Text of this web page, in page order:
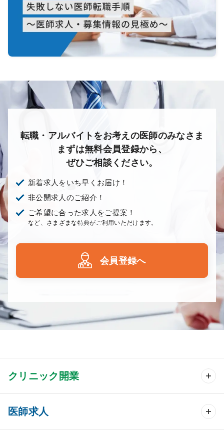
転職・アルバイトをお考えの医師のみなさま
まずは無料会員登録から、
ぜひご相談ください。
新着求人をいち早くお届け！
非公開求人のご紹介！
ご希望に合った求人をご提案！
など、さまざまな特典がご利用いただけます。
会員登録へ
クリニック開業
クリニック開業 TOP
クリニック物件検索
医師求人